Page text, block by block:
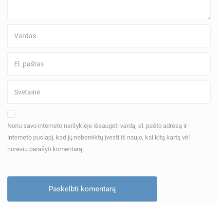
Noriu savo interneto naršyklėje išsaugoti vardą, el. pašto adresą ir
interneto puslapį, kad jų nebereiktų įvesti iš naujo, kai kitą kartą vėl
norėsiu parašyti komentarą.